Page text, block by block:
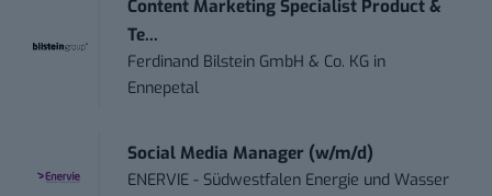
Content Marketing Specialist Product &
Te...
Ferdinand Bilstein GmbH & Co. KG in
Ennepetal
Social Media Manager (w/m/d)
ENERVIE - Südwestfalen Energie und Wasser